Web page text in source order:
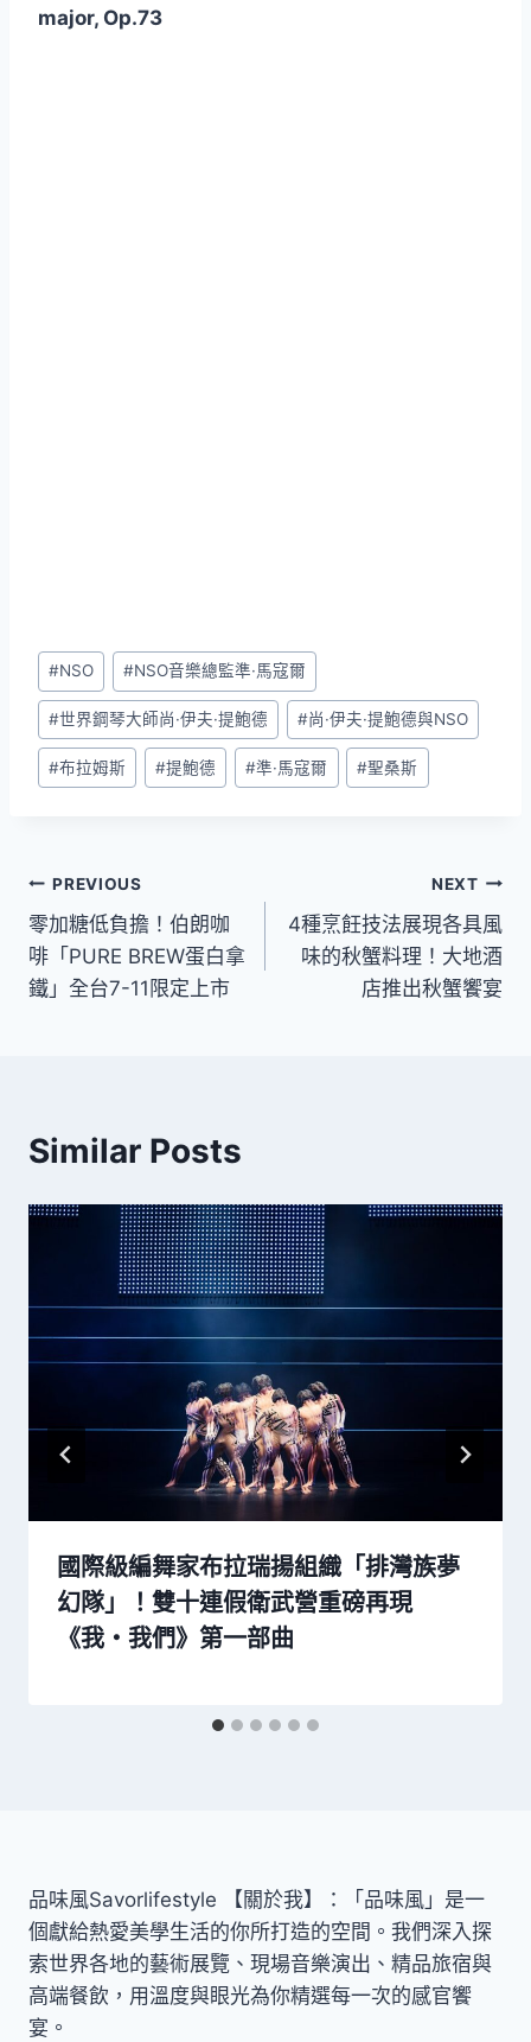
major, Op.73
Post
Tags:
#NSO #NSO音樂總監準·馬寇爾
#世界鋼琴大師尚·伊夫·提鮑德 #尚·伊夫·提鮑德與NSO
#布拉姆斯 #提鮑德 #準·馬寇爾 #聖桑斯
文
章
導
PREVIOUS
零加糖低負擔！伯朗咖
啡「PURE BREW蛋白拿
鐵」全台7-11限定上市
NEXT
4種烹飪技法展現各具風
味的秋蟹料理！大地酒
店推出秋蟹饗宴
Similar Posts
國際級編舞家布拉瑞揚組織「排灣族夢
幻隊」！雙十連假衛武營重磅再現
《我・我們》第一部曲
品味風Savorlifestyle 【關於我】：「品味風」是一
個獻給熱愛美學生活的你所打造的空間。我們深入探
索世界各地的藝術展覽、現場音樂演出、精品旅宿與
高端餐飲，用溫度與眼光為你精選每一次的感官饗
宴。